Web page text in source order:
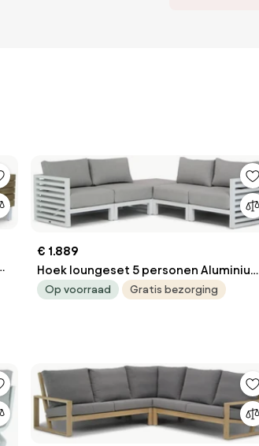
€ 1.889
Hoek loungeset 5 personen Aluminium
Wit Santika Furniture Santika Jaya
Op voorraad Gratis bezorging